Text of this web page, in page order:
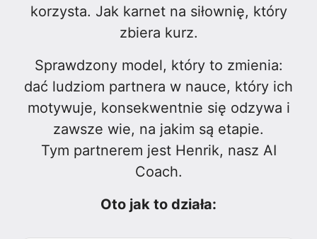
korzysta. Jak karnet na siłownię, który
zbiera kurz.
Sprawdzony model, który to zmienia:
dać ludziom partnera w nauce, który ich
motywuje, konsekwentnie się odzywa i
zawsze wie, na jakim są etapie.
Tym partnerem jest Henrik, nasz AI
Coach.
Oto jak to działa: